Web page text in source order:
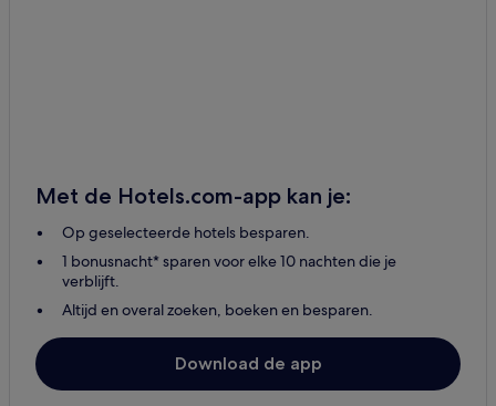
Met de Hotels.com-app kan je:
Op geselecteerde hotels besparen.
1 bonusnacht* sparen voor elke 10 nachten die je
verblijft.
Altijd en overal zoeken, boeken en besparen.
Download de app